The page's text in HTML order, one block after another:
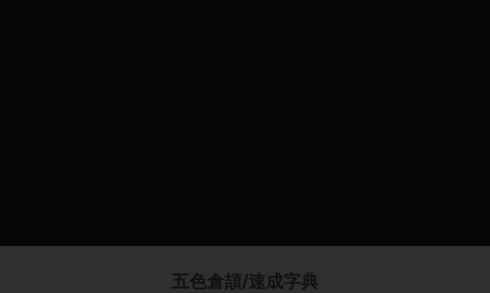
五色倉頡/速成字典